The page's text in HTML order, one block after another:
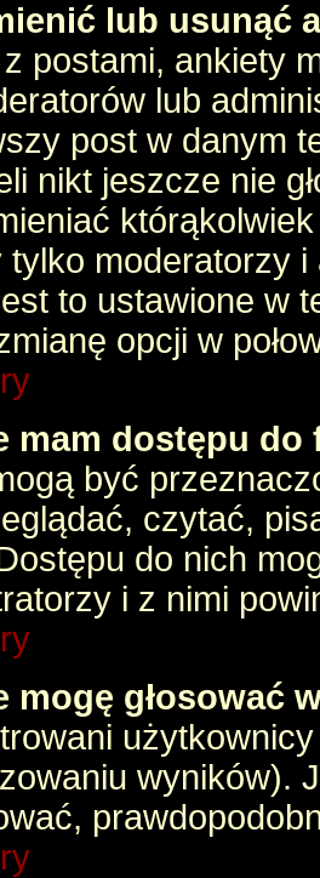
lub usunąć
postami, ankiety
lub
post w danym
nikt jeszcze nie
tylko moderatorzy
to ustawione w
opcji w
mam dostępu do
być
czytać,
do nich
i z nimi
mogę głosować
wyników).